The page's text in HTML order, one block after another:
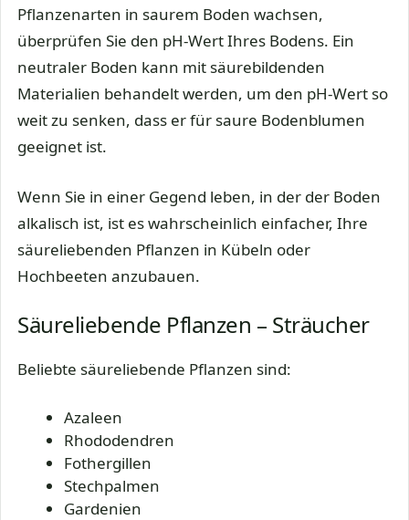
Pflanzenarten in saurem Boden wachsen,
überprüfen Sie den pH-Wert Ihres Bodens. Ein
neutraler Boden kann mit säurebildenden
Materialien behandelt werden, um den pH-Wert so
weit zu senken, dass er für saure Bodenblumen
geeignet ist.
Wenn Sie in einer Gegend leben, in der der Boden
alkalisch ist, ist es wahrscheinlich einfacher, Ihre
säureliebenden Pflanzen in Kübeln oder
Hochbeeten anzubauen.
Säureliebende Pflanzen – Sträucher
Beliebte säureliebende Pflanzen sind:
Azaleen
Rhododendren
Fothergillen
Stechpalmen
Gardenien